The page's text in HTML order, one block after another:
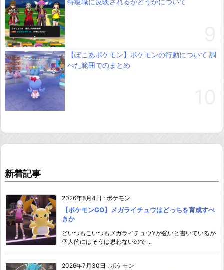
特級職に反映されるかどうかについて
【ぽこあポケモン】ポケモンの行動について 調
べた範囲でのまとめ
新着記事
2026年8月4日 : ポケモン
【ポケモンGO】メガライチュウはどっちを育成すべ
きか
どいつもこいつもメガライチュウYが強いと書いているが
個人的にはそうは思わないので ...
2026年7月30日 : ポケモン